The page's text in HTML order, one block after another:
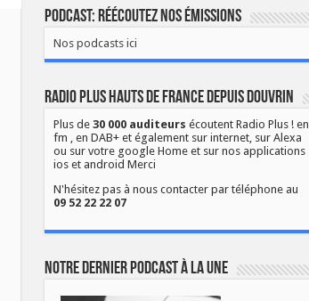
Podcast: Réécoutez nos émissions
Nos podcasts ici
Radio Plus Hauts de France depuis Douvrin
Plus de 30 000 auditeurs écoutent Radio Plus ! en
fm , en DAB+ et également sur internet, sur Alexa
ou sur votre google Home et sur nos applications
ios et android Merci
N'hésitez pas à nous contacter par téléphone au
09 52 22 22 07
Notre dernier podcast à la une